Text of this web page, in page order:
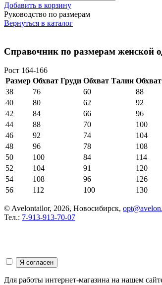
Добавить в корзину
Руководство по размерам
Вернуться в каталог
Справочник по размерам женской
Рост 164-166
Размер Обхват Груди Обхват Талии
38
76 60
88
40
80 62
92
42
84 66
96
44
88 70
100
46
92 74
104
48
96 78
108
50
100 84
114
52
104 91
120
54
108 96
126
56
112 100 130
© Avelontailor, 2026, Новосибирск,
Тел.: 7-913-913-70-07
Для работы интернет-магазина на нашем